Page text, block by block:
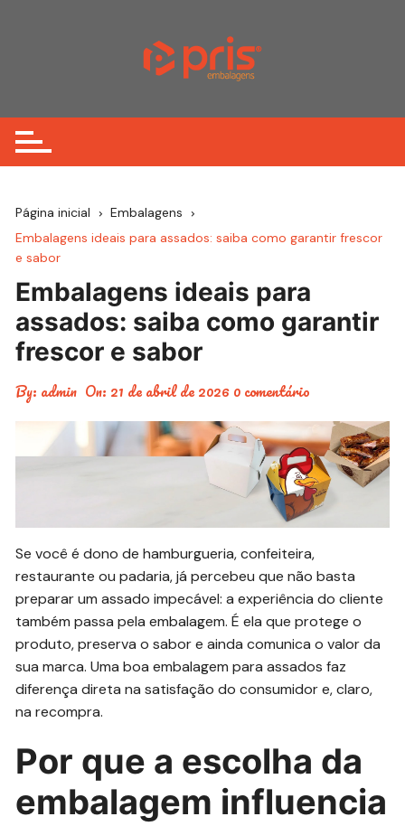
Página inicial
Embalagens
Embalagens ideais para assados: saiba como garantir frescor
e sabor
Embalagens ideais para
assados: saiba como garantir
frescor e sabor
By: admin On: 21 de abril de 20260 comentário
Se você é dono de hamburgueria, confeiteira,
restaurante ou padaria, já percebeu que não basta
preparar um assado impecável: a experiência do cliente
também passa pela embalagem. É ela que protege o
produto, preserva o sabor e ainda comunica o valor da
sua marca. Uma boa embalagem para assados faz
diferença direta na satisfação do consumidor e, claro,
na recompra.
Por que a escolha da
embalagem influencia